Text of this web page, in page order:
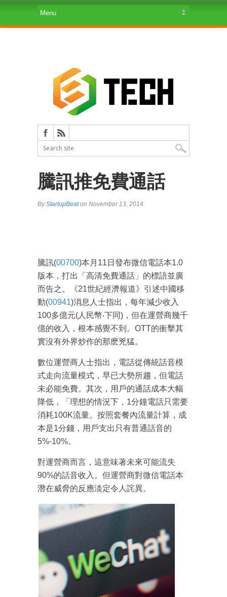
騰訊推免費通話
ByStartupBeaton November 13, 2014
騰訊(00700)本月11日發布微信電話本1.0
版本，打出「高清免費通話」的標語並廣
而告之。《21世紀經濟報道》引述中國移
動(00941)消息人士指出，每年減少收入
100多億元(人民幣‧下同)，但在運營商幾千
億的收入，根本感覺不到。OTT的衝擊其
實沒有外界炒作的那麽兇猛。
數位運營商人士指出，電話從傳統話音模
式走向流量模式，早已大勢所趨，但電話
未必能免費。其次，用戶的通話成本大幅
降低，「理想的情況下，1分鐘電話只需要
消耗100K流量。按照套餐內流量計算，成
本是1分錢，用戶支出只有普通話音的
5%-10%。
對運營商而言，這意味著未來可能流失
90%的話音收入。但運營商對微信電話本
潛在威脅的反應淡定令人詫異。